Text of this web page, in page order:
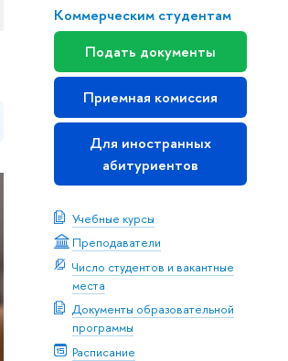
Коммерческим студентам
Подать документы
Приемная комиссия
Для иностранных
абитуриентов
Учебные курсы
Преподаватели
Число студентов и вакантные
места
Документы образовательной
программы
Расписание